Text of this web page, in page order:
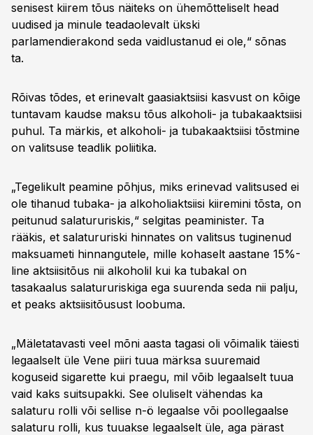
senisest kiirem tõus näiteks on ühemõtteliselt head
uudised ja minule teadaolevalt ükski
parlamendierakond seda vaidlustanud ei ole,“ sõnas
ta.
Rõivas tõdes, et erinevalt gaasiaktsiisi kasvust on kõige
tuntavam kaudse maksu tõus alkoholi- ja tubakaaktsiisi
puhul. Ta märkis, et alkoholi- ja tubakaaktsiisi tõstmine
on valitsuse teadlik poliitika.
„Tegelikult peamine põhjus, miks erinevad valitsused ei
ole tihanud tubaka- ja alkoholiaktsiisi kiiremini tõsta, on
peitunud salatururiskis,“ selgitas peaminister. Ta
rääkis, et salatururiski hinnates on valitsus tuginenud
maksuameti hinnangutele, mille kohaselt aastane 15%-
line aktsiisitõus nii alkoholil kui ka tubakal on
tasakaalus salatururiskiga ega suurenda seda nii palju,
et peaks aktsiisitõusust loobuma.
„Mäletatavasti veel mõni aasta tagasi oli võimalik täiesti
legaalselt üle Vene piiri tuua märksa suuremaid
koguseid sigarette kui praegu, mil võib legaalselt tuua
vaid kaks suitsupakki. See oluliselt vähendas ka
salaturu rolli või sellise n-ö legaalse või poollegaalse
salaturu rolli, kus tuuakse legaalselt üle, aga pärast